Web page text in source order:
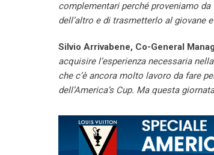
complementari perché proveniamo
dell’altro e di trasmetterlo al giovane
Silvio Arrivabene, Co-General
acquisire l’esperienza necessaria
che c’è ancora molto lavoro da fare
dell’America’s Cup. Ma questa